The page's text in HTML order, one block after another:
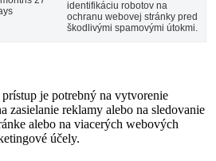
identifikáciu robotov na
ochranu webovej stránky pred
škodlivými spamovými útokmi.
je potrebný na vytvorenie
zasielanie reklamy alebo na sledovanie
alebo na viacerých webových
účely.